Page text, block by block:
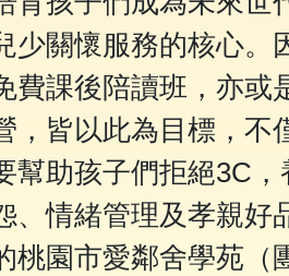
少關懷服務的核心。
費課後陪讀班，亦或
，皆以此為目標，不
幫助孩子們拒絕3C
、情緒管理及孝親好
桃園市愛鄰舍學苑（